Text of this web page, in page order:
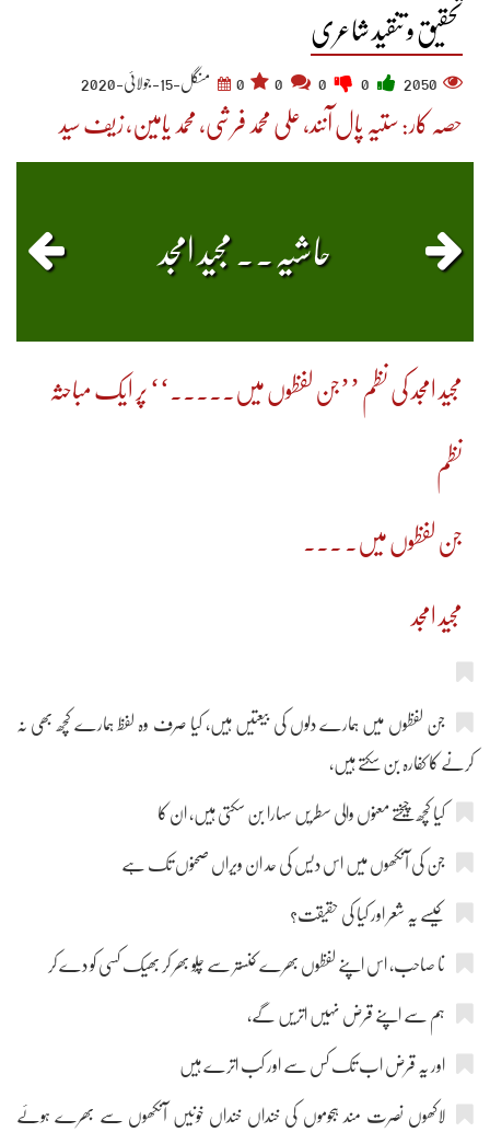
تحقیق و تنقید شاعری
2050
0 منگل-15-جولائی-2020
حصہ کار: ستیہ پال آنند، علی محمد فرشی، محمد یامین، زیف سید
حاشیہ۔۔ مجید امجد
مجید امجد کی نظم ’’جن لفظوں میں۔۔۔۔۔‘‘ پر ایک مباحثہ
نظم
جن لفظوں میں۔ ۔۔۔
مجید امجد
جن لفظوں میں ہمارے دلوں کی بیعتیں ہیں، کیا صرف وہ لفظ ہمارے کچھ بھی نہ
کرنے کا کفارہ بن سکتے ہیں،
کیا کچھ چیختے معنوں والی سطریں سہارا بن سکتی ہیں، ان کا
جن کی آنکھوں میں اس دیس کی حد ان ویراں صحنوں تک ہے
کیسے یہ شعر اور کیا کی حقیقت؟
نا صاحب، اس اپنے لفظوں بھرے کنستر سے چلّو بھر کر بھیک کسی کو دے کر
ہم سے اپنے قرض نہیں اتریں گے،
اور یہ قرض اب تک کس سے اور کب اترے ہیں
لاکھوں نصرت مند ہجوموں کی خنداں خنداں خونیں آنکھوں سے بھرے ہوئے